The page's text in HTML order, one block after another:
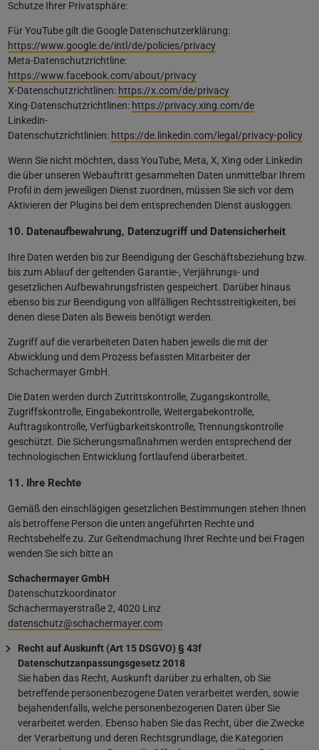
Schutze Ihrer Privatsphäre:
Für YouTube gilt die Google Datenschutzerklärung:
https://www.google.de/intl/de/policies/privacy
Meta-Datenschutzrichtline:
https://www.facebook.com/about/privacy
X-Datenschutzrichtlinen: https://x.com/de/privacy
Xing-Datenschutzrichtlinen: https://privacy.xing.com/de
Linkedin-
Datenschutzrichtlinien: https://de.linkedin.com/legal/privacy-policy
Wenn Sie nicht möchten, dass YouTube, Meta, X, Xing oder Linkedin
die über unseren Webauftritt gesammelten Daten unmittelbar Ihrem
Profil in dem jeweiligen Dienst zuordnen, müssen Sie sich vor dem
Aktivieren der Plugins bei dem entsprechenden Dienst ausloggen.
10. Datenaufbewahrung, Datenzugriff und Datensicherheit
Ihre Daten werden bis zur Beendigung der Geschäftsbeziehung bzw.
bis zum Ablauf der geltenden Garantie-, Verjährungs- und
gesetzlichen Aufbewahrungsfristen gespeichert. Darüber hinaus
ebenso bis zur Beendigung von allfälligen Rechtsstreitigkeiten, bei
denen diese Daten als Beweis benötigt werden.
Zugriff auf die verarbeiteten Daten haben jeweils die mit der
Abwicklung und dem Prozess befassten Mitarbeiter der
Schachermayer GmbH.
Die Daten werden durch Zutrittskontrolle, Zugangskontrolle,
Zugriffskontrolle, Eingabekontrolle, Weitergabekontrolle,
Auftragskontrolle, Verfügbarkeitskontrolle, Trennungskontrolle
geschützt. Die Sicherungsmaßnahmen werden entsprechend der
technologischen Entwicklung fortlaufend überarbeitet.
11. Ihre Rechte
Gemäß den einschlägigen gesetzlichen Bestimmungen stehen Ihnen
als betroffene Person die unten angeführten Rechte und
Rechtsbehelfe zu. Zur Geltendmachung Ihrer Rechte und bei Fragen
wenden Sie sich bitte an
Schachermayer GmbH
Datenschutzkoordinator
Schachermayerstraße 2, 4020 Linz
datenschutz@schachermayer.com
Recht auf Auskunft (Art 15 DSGVO) § 43f
Datenschutzanpassungsgesetz 2018
Sie haben das Recht, Auskunft darüber zu erhalten, ob Sie
betreffende personenbezogene Daten verarbeitet werden, sowie
bejahendenfalls, welche personenbezogenen Daten über Sie
verarbeitet werden. Ebenso haben Sie das Recht, über die Zwecke
der Verarbeitung und deren Rechtsgrundlage, die Kategorien